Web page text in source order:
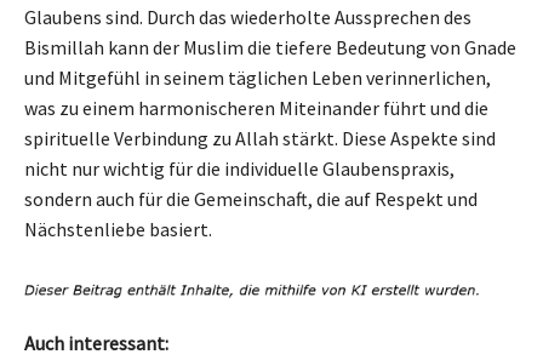
Glaubens sind. Durch das wiederholte Aussprechen des
Bismillah kann der Muslim die tiefere Bedeutung von Gnade
und Mitgefühl in seinem täglichen Leben verinnerlichen,
was zu einem harmonischeren Miteinander führt und die
spirituelle Verbindung zu Allah stärkt. Diese Aspekte sind
nicht nur wichtig für die individuelle Glaubenspraxis,
sondern auch für die Gemeinschaft, die auf Respekt und
Nächstenliebe basiert.
Auch interessant: